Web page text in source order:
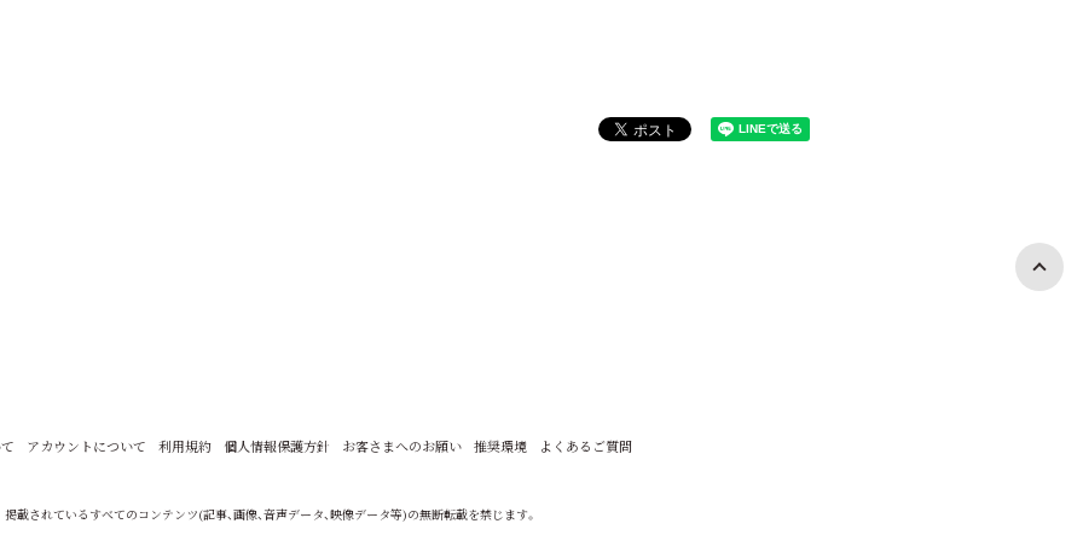
アカウントについて 利用規約 個人情報保護方針 お客さまへのお願い 推奨環境 よくあるご質問
掲載されているすべてのコンテンツ(記事、画像、音声データ、映像データ等)の無断転載を禁じます。